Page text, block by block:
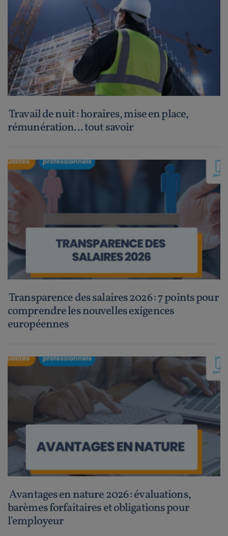
Travail de nuit : horaires, mise en place,
rémunération... tout savoir
Transparence des salaires 2026 : 7 points pour
comprendre les nouvelles exigences
européennes
Avantages en nature 2026 : évaluations,
barèmes forfaitaires et obligations pour
l'employeur